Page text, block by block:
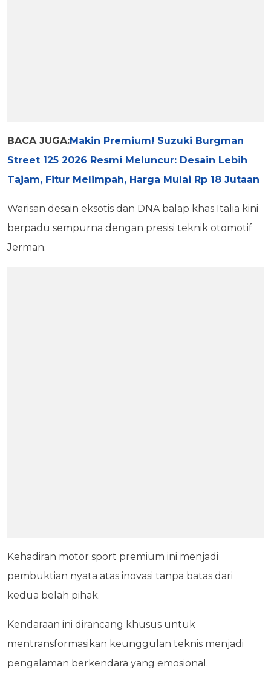
BACA JUGA:Makin Premium! Suzuki Burgman
Street 125 2026 Resmi Meluncur: Desain Lebih
Tajam, Fitur Melimpah, Harga Mulai Rp 18 Jutaan
Warisan desain eksotis dan DNA balap khas Italia kini
berpadu sempurna dengan presisi teknik otomotif
Jerman.
Kehadiran motor sport premium ini menjadi
pembuktian nyata atas inovasi tanpa batas dari
kedua belah pihak.
Kendaraan ini dirancang khusus untuk
mentransformasikan keunggulan teknis menjadi
pengalaman berkendara yang emosional.